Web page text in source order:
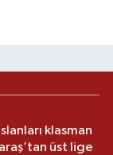
klasman
üst lige